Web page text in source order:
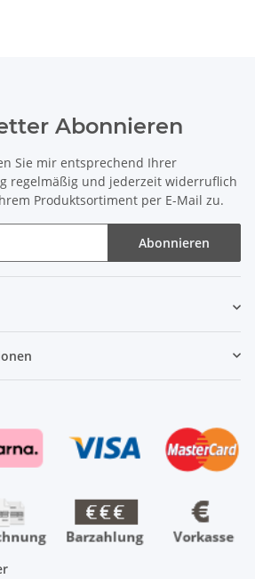
Abonnieren
Sie mir entsprechend Ihrer
regelmäßig und jederzeit widerruflich
Produktsortiment per E-Mail zu.
Abonnieren